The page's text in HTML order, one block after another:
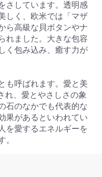
さしています。透明感
しく、欧米では「マザ
ら高級な貝ボタンやナ
れました。大きな包容
く包み込み、癒す力が
も呼ばれます。愛と美
れ、愛とやさしさの象
石のなかでも代表的な
果があるといわれてい
を愛するエネルギーを